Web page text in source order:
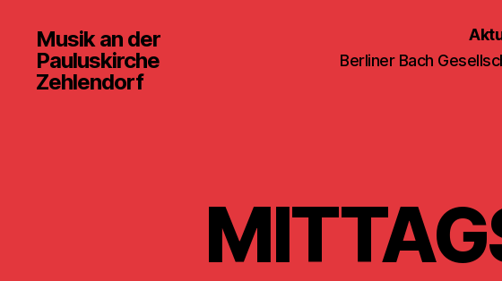
Musik an der
Pauluskirche
Zehlendorf
Berliner Bach